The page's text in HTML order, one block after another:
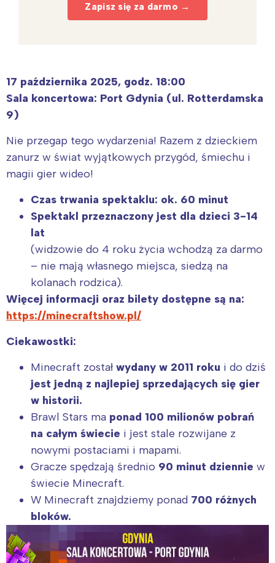
Zapisz się za darmo →
17 października 2025, godz. 18:00
Sala koncertowa: Port Gdynia (ul. Rotterdamska
9)
Nie przegap tego wydarzenia! Razem z dzieckiem
zanurz w świat wyjątkowych przygód, śmiechu i
magii gier wideo!
Czas trwania spektaklu: ok. 60 minut
Spektakl przeznaczony jest dla dzieci 3-14
lat
(widzowie do 4 roku życia wchodzą za darmo
– nie mają własnego miejsca, siedzą na
kolanach rodzica).
Więcej informacji oraz bilety dostępne są na:
https://minecraftshow.pl/
Ciekawostki:
Minecraft został wydany w 2011 roku i do dziś
jest jedną z najlepiej sprzedających się gier
w historii.
Brawl Stars ma ponad 100 milionów pobrań
na całym świecie i jest stale rozwijane z
nowymi postaciami i mapami.
Gracze spędzają średnio 90 minut dziennie w
świecie Minecraft.
W Minecraft znajdziemy ponad 700 różnych
bloków.